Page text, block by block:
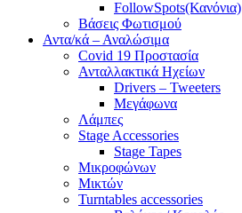
FollowSpots(Κανόνια)
Βάσεις Φωτισμού
Αντα/κά – Αναλώσιμα
Covid 19 Προστασία
Ανταλλακτικά Ηχείων
Drivers – Tweeters
Μεγάφωνα
Λάμπες
Stage Accessories
Stage Tapes
Μικροφώνων
Μικτών
Turntables accessories